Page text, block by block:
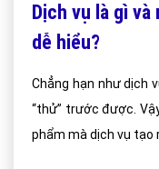
Dịch vụ là gì
dễ hiểu?
Chẳng hạn như dịch
“thử” trước được.
phẩm mà dịch vụ tạo